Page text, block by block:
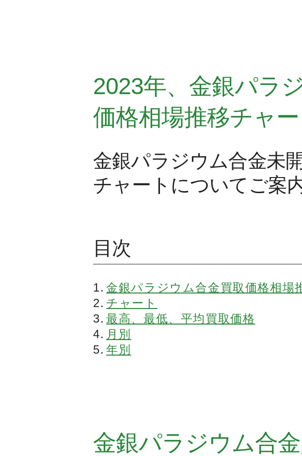
2023年、金銀パラ
価格相場推移チャ
金銀パラジウム合金未
チャートについてご案
目次
金銀パラジウム合金買取価格相場
チャート
最高、最低、平均買取価格
月別
年別
金銀パラジウム合